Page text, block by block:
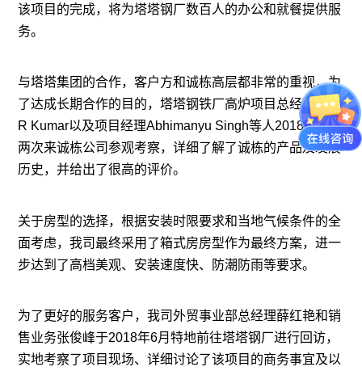
该项目的完成，将为塔塔钢厂数百人的办公和就餐提供服
务。
与塔塔集团的合作，客户方和诚栋高层都非常的重视，为
了达成长期合作的目的，塔塔钢铁厂高炉项目总经理Niraj
R Kumar以及项目经理Abhimanyu Singh等人2018年先后
两次来诚栋公司参观考察，详细了解了诚栋的产品及发展
历史，并给出了很高的评价。
关于房型的选择，根据安装时限要求和当地气候条件的全
面考虑，我司最终采用了箱式房房型作为最终方案，进一
步达到了高档美观、安装速度快、防潮防雨等要求。
为了更好的服务客户，我司外贸事业部总经理薛红艳和销
售业务张俊峰于2018年6月特地前往塔塔钢厂进行回访，
实地考察了项目现场、详细讨论了该项目的商务事宜及以